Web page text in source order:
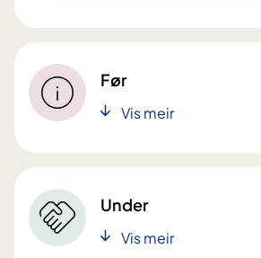
Før
Vis meir
Under
Vis meir